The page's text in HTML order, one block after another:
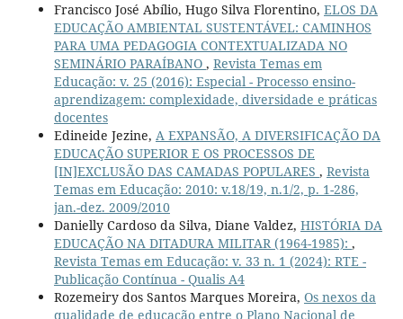
Francisco José Abílio, Hugo Silva Florentino, ELOS DA
EDUCAÇÃO AMBIENTAL SUSTENTÁVEL: CAMINHOS
PARA UMA PEDAGOGIA CONTEXTUALIZADA NO
SEMINÁRIO PARAÍBANO , Revista Temas em
Educação: v. 25 (2016): Especial - Processo ensino-
aprendizagem: complexidade, diversidade e práticas
docentes
Edineide Jezine, A EXPANSÃO, A DIVERSIFICAÇÃO DA
EDUCAÇÃO SUPERIOR E OS PROCESSOS DE
[IN]EXCLUSÃO DAS CAMADAS POPULARES , Revista
Temas em Educação: 2010: v.18/19, n.1/2, p. 1-286,
jan.-dez. 2009/2010
Danielly Cardoso da Silva, Diane Valdez, HISTÓRIA DA
EDUCAÇÃO NA DITADURA MILITAR (1964-1985): ,
Revista Temas em Educação: v. 33 n. 1 (2024): RTE -
Publicação Contínua - Qualis A4
Rozemeiry dos Santos Marques Moreira, Os nexos da
qualidade de educação entre o Plano Nacional de